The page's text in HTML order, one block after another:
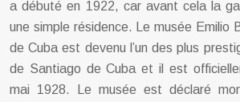
a débuté en 1922, car avant cela la
une simple résidence. Le musée Emilio
de Cuba est devenu l’un des plus
de Santiago de Cuba et il est
mai 1928. Le musée est déclaré